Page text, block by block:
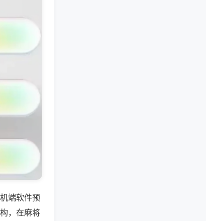
端软件预
，在麻将